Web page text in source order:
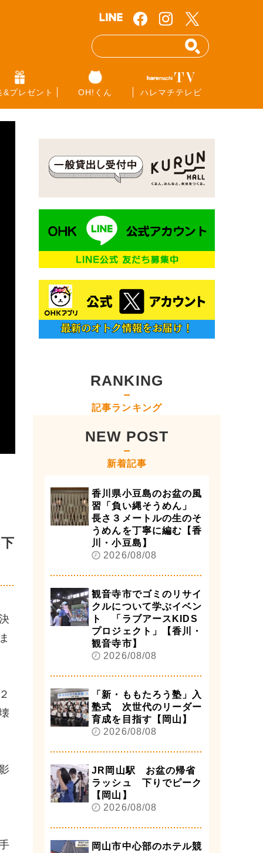
&プレゼント OH!くん ハレマチテレビ
RANKING
記事ランキング
NEW POST
新着記事
香川県小豆島のお盆の風
習「負い縄そうめん」
長さ３メートルの生のそ
うめんを丁寧に編む【香
川・小豆島】
2026/08/08
観音寺市でゴミのリサイ
クルについて学ぶイベン
ト 「ラブアースKIDS
プロジェクト」【香川・
観音寺市】
2026/08/08
「新・ももたろう塾」入
塾式 次世代のリーダー
育成を目指す【岡山】
2026/08/08
JR岡山駅 お盆の帰省
ラッシュ 下りでピーク
【岡山】
2026/08/08
岡山市中心部のホテル競